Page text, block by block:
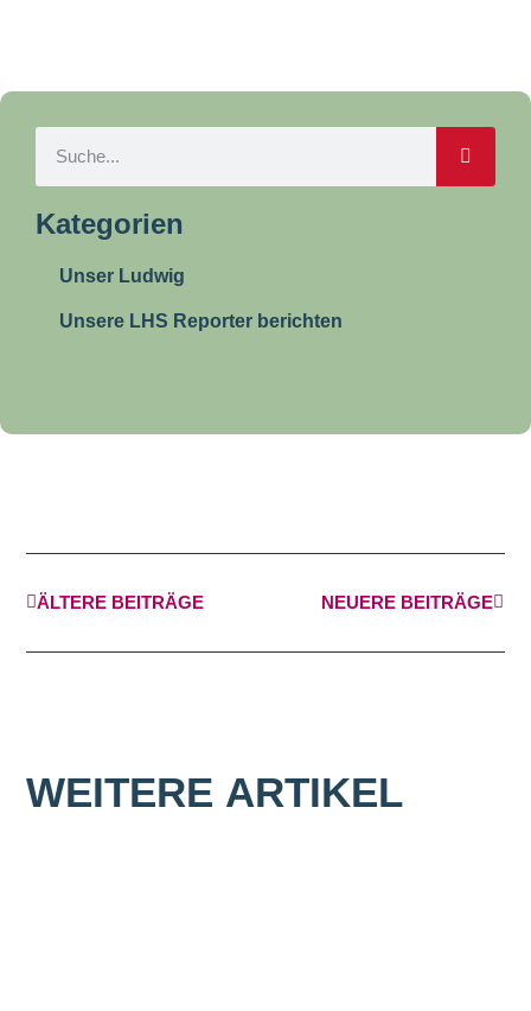
Kategorien
Unser Ludwig
Unsere LHS Reporter berichten
ÄLTERE BEITRÄGE NEUERE BEITRÄGE
WEITERE ARTIKEL